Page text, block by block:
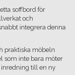
soffbord för
och
integrera denna
praktiska möbeln
som inte bara möter
till en ny